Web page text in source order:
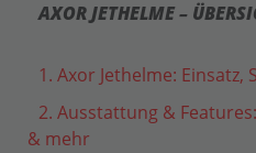
AXOR JETHELME –
1. Axor Jethelme:
2. Ausstattung &
& mehr